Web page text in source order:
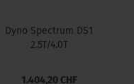
Dyno Spectrum DS1
2.5T/4.0T
1.404,20 CHF